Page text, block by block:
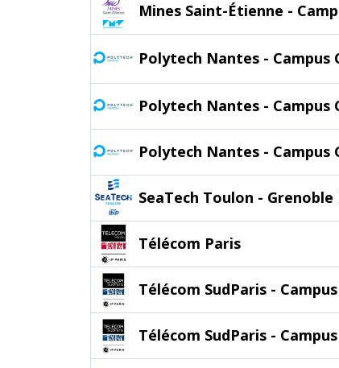
Mines Saint-Étienne -
Polytech Nantes - Campus
Polytech Nantes - Campus
Polytech Nantes - Campus
SeaTech Toulon - Grenoble
Télécom Paris
Télécom SudParis -
Télécom SudParis -